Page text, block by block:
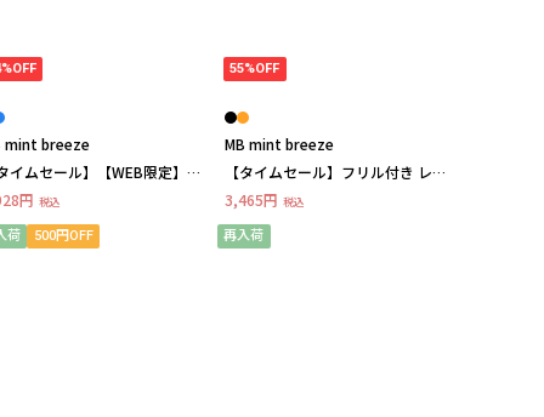
mint breeze
イムセール】【WEB限定】衿
ザー シャツワンピース チュ
ミントブリーズ
円 税込
荷 500円OFF
55%OFF
MB mint breeze
【タイムセール】フリル付き レー
スアップ チュニック ブラウス
LL/3L/4L/5L/6L MB mint breeze
ミントブリーズ
3,465円 税込
再入荷